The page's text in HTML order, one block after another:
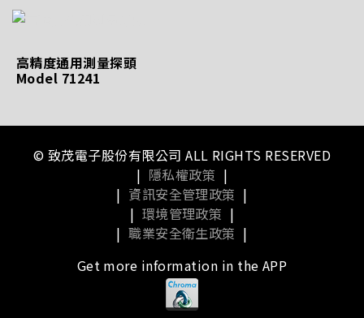
高精度通用測量探頭
Model 71241
© 致茂電子股份有限公司 ALL RIGHTS RESERVED
| 隱私權政策 |
| 資訊安全管理政策 |
| 環境管理政策 |
| 職業安全衛生政策 |
Get more information in the APP